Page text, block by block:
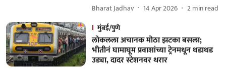
Bharat Jadhav 14 Apr 2026 2min read
मुंबई/पुणे
लोकलला अचानक मोठा झटका बसला;
भीतीनं घामाघूम प्रवाशांच्या ट्रेनमधून धडाधड
उड्या, दादर स्टेशनवर थरार